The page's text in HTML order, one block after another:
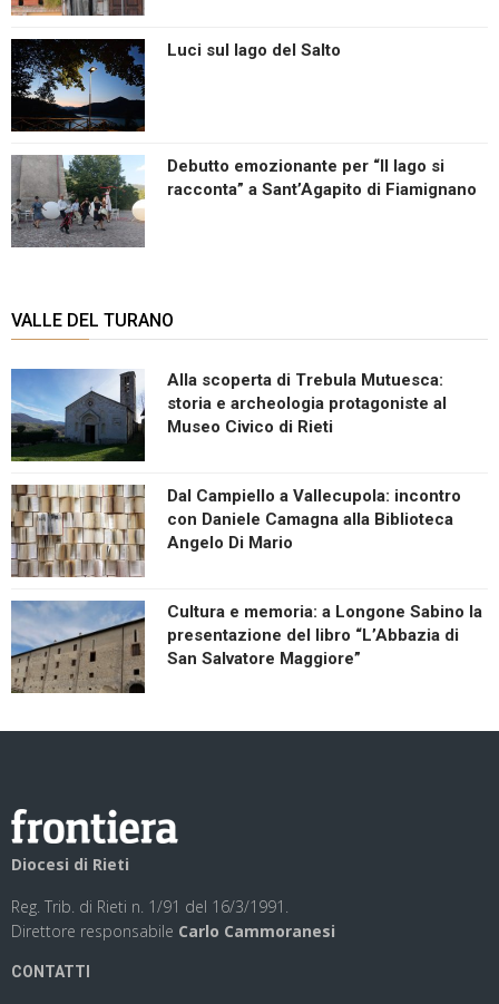
Luci sul lago del Salto
Debutto emozionante per “Il lago si
racconta” a Sant’Agapito di Fiamignano
VALLE DEL TURANO
Alla scoperta di Trebula Mutuesca:
storia e archeologia protagoniste al
Museo Civico di Rieti
Dal Campiello a Vallecupola: incontro
con Daniele Camagna alla Biblioteca
Angelo Di Mario
Cultura e memoria: a Longone Sabino la
presentazione del libro “L’Abbazia di
San Salvatore Maggiore”
Diocesi di Rieti
Reg. Trib. di Rieti n. 1/91 del 16/3/1991.
Direttore responsabile Carlo Cammoranesi
CONTATTI